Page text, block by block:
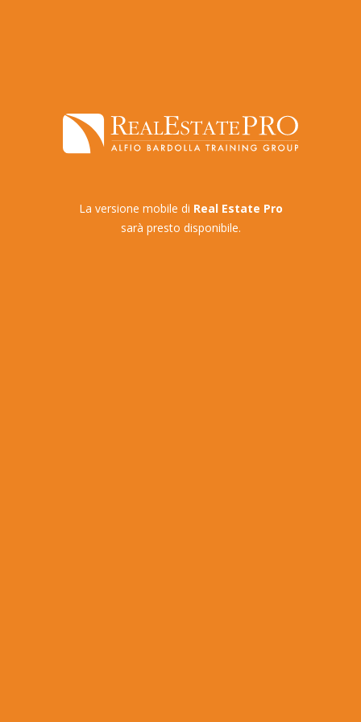
La versione mobile di Real Estate Pro
sarà presto disponibile.